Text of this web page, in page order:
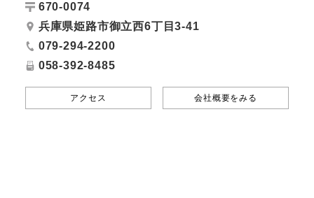
670-0074
兵庫県姫路市御立西6丁目3-41
079-294-2200
058-392-8485
アクセス 会社概要をみる